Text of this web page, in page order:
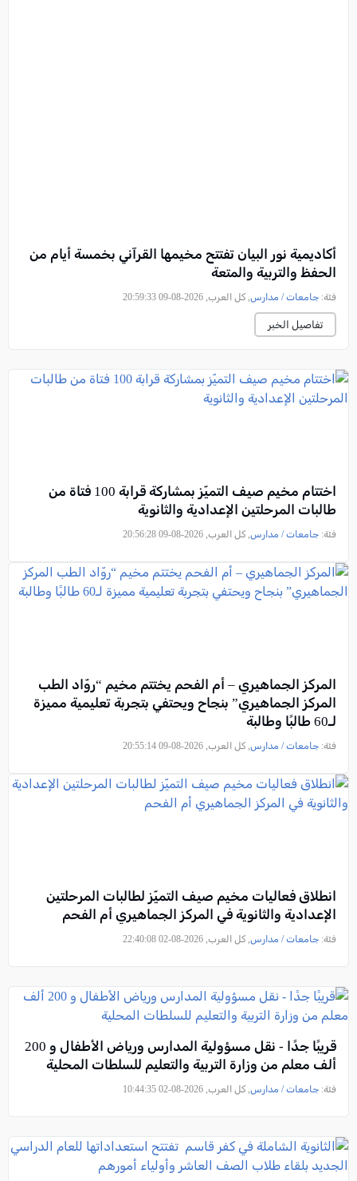
أكاديمية نور البيان تفتتح مخيمها القرآني بخمسة أيام من
الحفظ والتربية والمتعة
فئة: جامعات / مدارس , كل العرب, 2026-08-09 20:59:33
تفاصيل الخبر
اختتام مخيم صيف التميّز بمشاركة قرابة 100 فتاة من
طالبات المرحلتين الإعدادية والثانوية
فئة: جامعات / مدارس , كل العرب, 2026-08-09 20:56:28
المركز الجماهيري – أم الفحم يختتم مخيم “روّاد الطب
المركز الجماهيري” بنجاح ويحتفي بتجربة تعليمية مميزة
لـ60 طالبًا وطالبة
فئة: جامعات / مدارس , كل العرب, 2026-08-09 20:55:14
انطلاق فعاليات مخيم صيف التميّز لطالبات المرحلتين
الإعدادية والثانوية في المركز الجماهيري أم الفحم
فئة: جامعات / مدارس , كل العرب, 2026-08-02 22:40:08
قريبًا جدًا - نقل مسؤولية المدارس ورياض الأطفال و 200
ألف معلم من وزارة التربية والتعليم للسلطات المحلية
فئة: جامعات / مدارس , كل العرب, 2026-08-02 10:44:35